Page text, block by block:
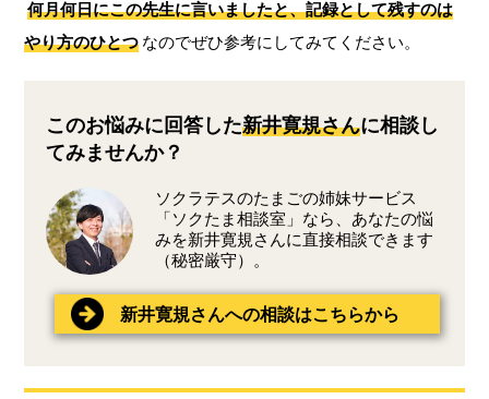
何月何日にこの先生に言いましたと、記録として残すのは
やり方のひとつ なのでぜひ参考にしてみてください。
このお悩みに回答した新井寛規さんに相談し
てみませんか？
ソクラテスのたまごの姉妹サービス
「ソクたま相談室」なら、あなたの悩
みを新井寛規さんに直接相談できます
（秘密厳守）。
新井寛規さんへの相談はこちらから